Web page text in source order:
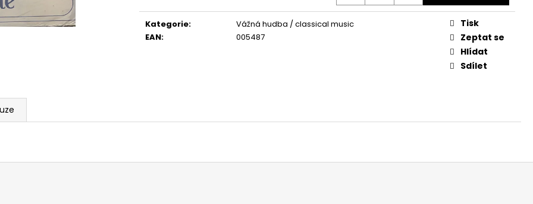
cena:
Kategorie:
Vážná hudba / classical music
EAN: 005487
Tisk
Zeptat se
Hlídat
Sdílet